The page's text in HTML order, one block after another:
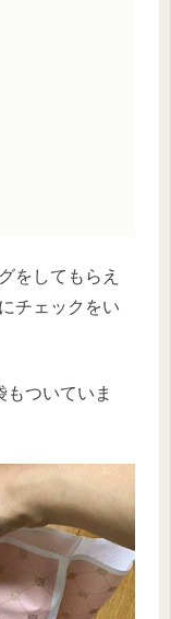
をしてもらえ
チェックをい
ついていま